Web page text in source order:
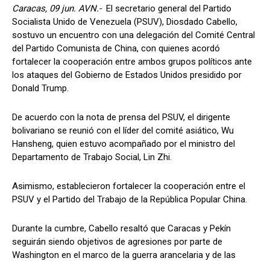
Caracas, 09 jun. AVN.- El secretario general del Partido
Socialista Unido de Venezuela (PSUV), Diosdado Cabello,
sostuvo un encuentro con una delegación del Comité Central
del Partido Comunista de China, con quienes acordó
fortalecer la cooperación entre ambos grupos políticos ante
los ataques del Gobierno de Estados Unidos presidido por
Donald Trump.
De acuerdo con la nota de prensa del PSUV, el dirigente
bolivariano se reunió con el líder del comité asiático, Wu
Hansheng, quien estuvo acompañado por el ministro del
Departamento de Trabajo Social, Lin Zhi.
Asimismo, establecieron fortalecer la cooperación entre el
PSUV y el Partido del Trabajo de la República Popular China.
Durante la cumbre, Cabello resaltó que Caracas y Pekín
seguirán siendo objetivos de agresiones por parte de
Washington en el marco de la guerra arancelaria y de las